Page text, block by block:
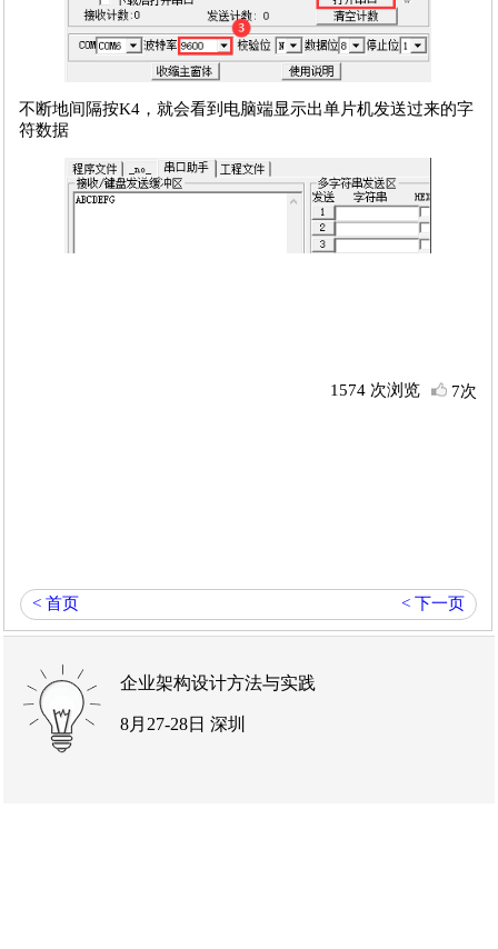
不断地间隔按K4，就会看到电脑端显示出单片机发送过来的字
符数据
1574 次浏览 7次
< 首页 < 下一页